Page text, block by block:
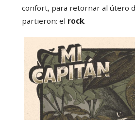
confort, para retornar al útero
partieron: el rock.